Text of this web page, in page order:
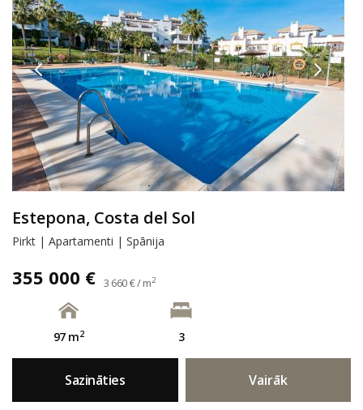
Estepona, Costa del Sol
Pirkt | Apartamenti | Spānija
355 000 € 3 660 € / m2
97 m2 3
Sazināties Vairāk